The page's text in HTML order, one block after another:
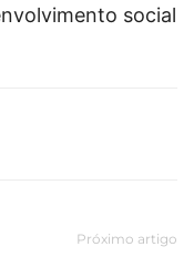
social
Próximo artigo